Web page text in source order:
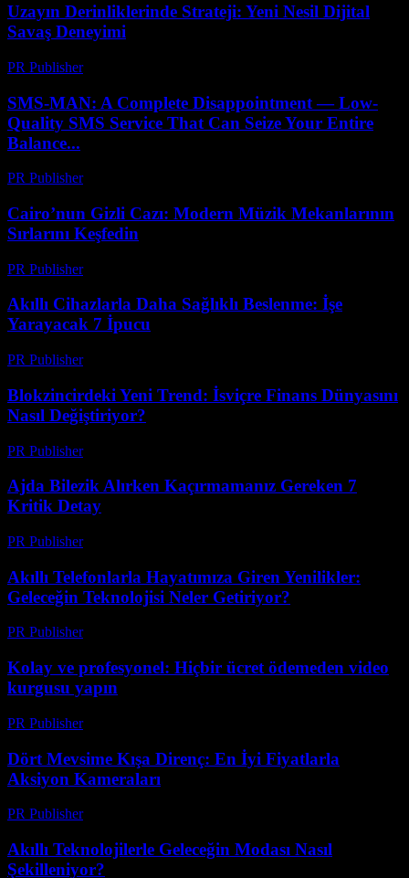
Uzayın Derinliklerinde Strateji: Yeni Nesil Dijital
Savaş Deneyimi
PR Publisher-
SMS-MAN: A Complete Disappointment — Low-
Quality SMS Service That Can Seize Your Entire
Balance...
PR Publisher-
Cairo’nun Gizli Cazı: Modern Müzik Mekanlarının
Sırlarını Keşfedin
PR Publisher-
Akıllı Cihazlarla Daha Sağlıklı Beslenme: İşe
Yarayacak 7 İpucu
PR Publisher-
Blokzincirdeki Yeni Trend: İsviçre Finans Dünyasını
Nasıl Değiştiriyor?
PR Publisher-
Ajda Bilezik Alırken Kaçırmamanız Gereken 7
Kritik Detay
PR Publisher-
Akıllı Telefonlarla Hayatımıza Giren Yenilikler:
Geleceğin Teknolojisi Neler Getiriyor?
PR Publisher-
Kolay ve profesyonel: Hiçbir ücret ödemeden video
kurgusu yapın
PR Publisher-
Dört Mevsime Kışa Direnç: En İyi Fiyatlarla
Aksiyon Kameraları
PR Publisher-
Akıllı Teknolojilerle Geleceğin Modası Nasıl
Şekilleniyor?